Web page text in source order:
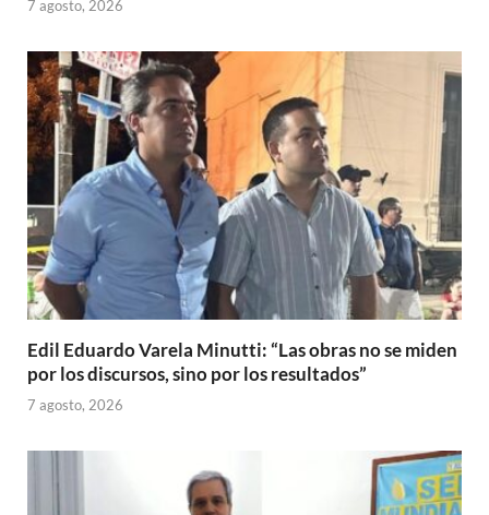
7 agosto, 2026
Edil Eduardo Varela Minutti: “Las obras no se miden
por los discursos, sino por los resultados”
7 agosto, 2026